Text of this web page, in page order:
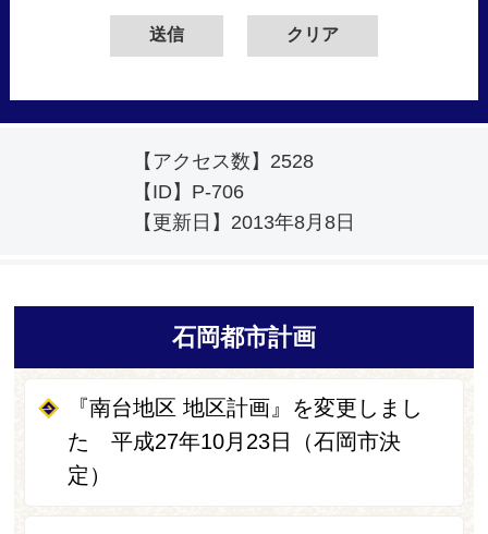
【アクセス数】 2528
【ID】 P-706
【更新日】 2013年8月8日
石岡都市計画
『南台地区 地区計画』を変更しまし
た 平成27年10月23日（石岡市決
定）